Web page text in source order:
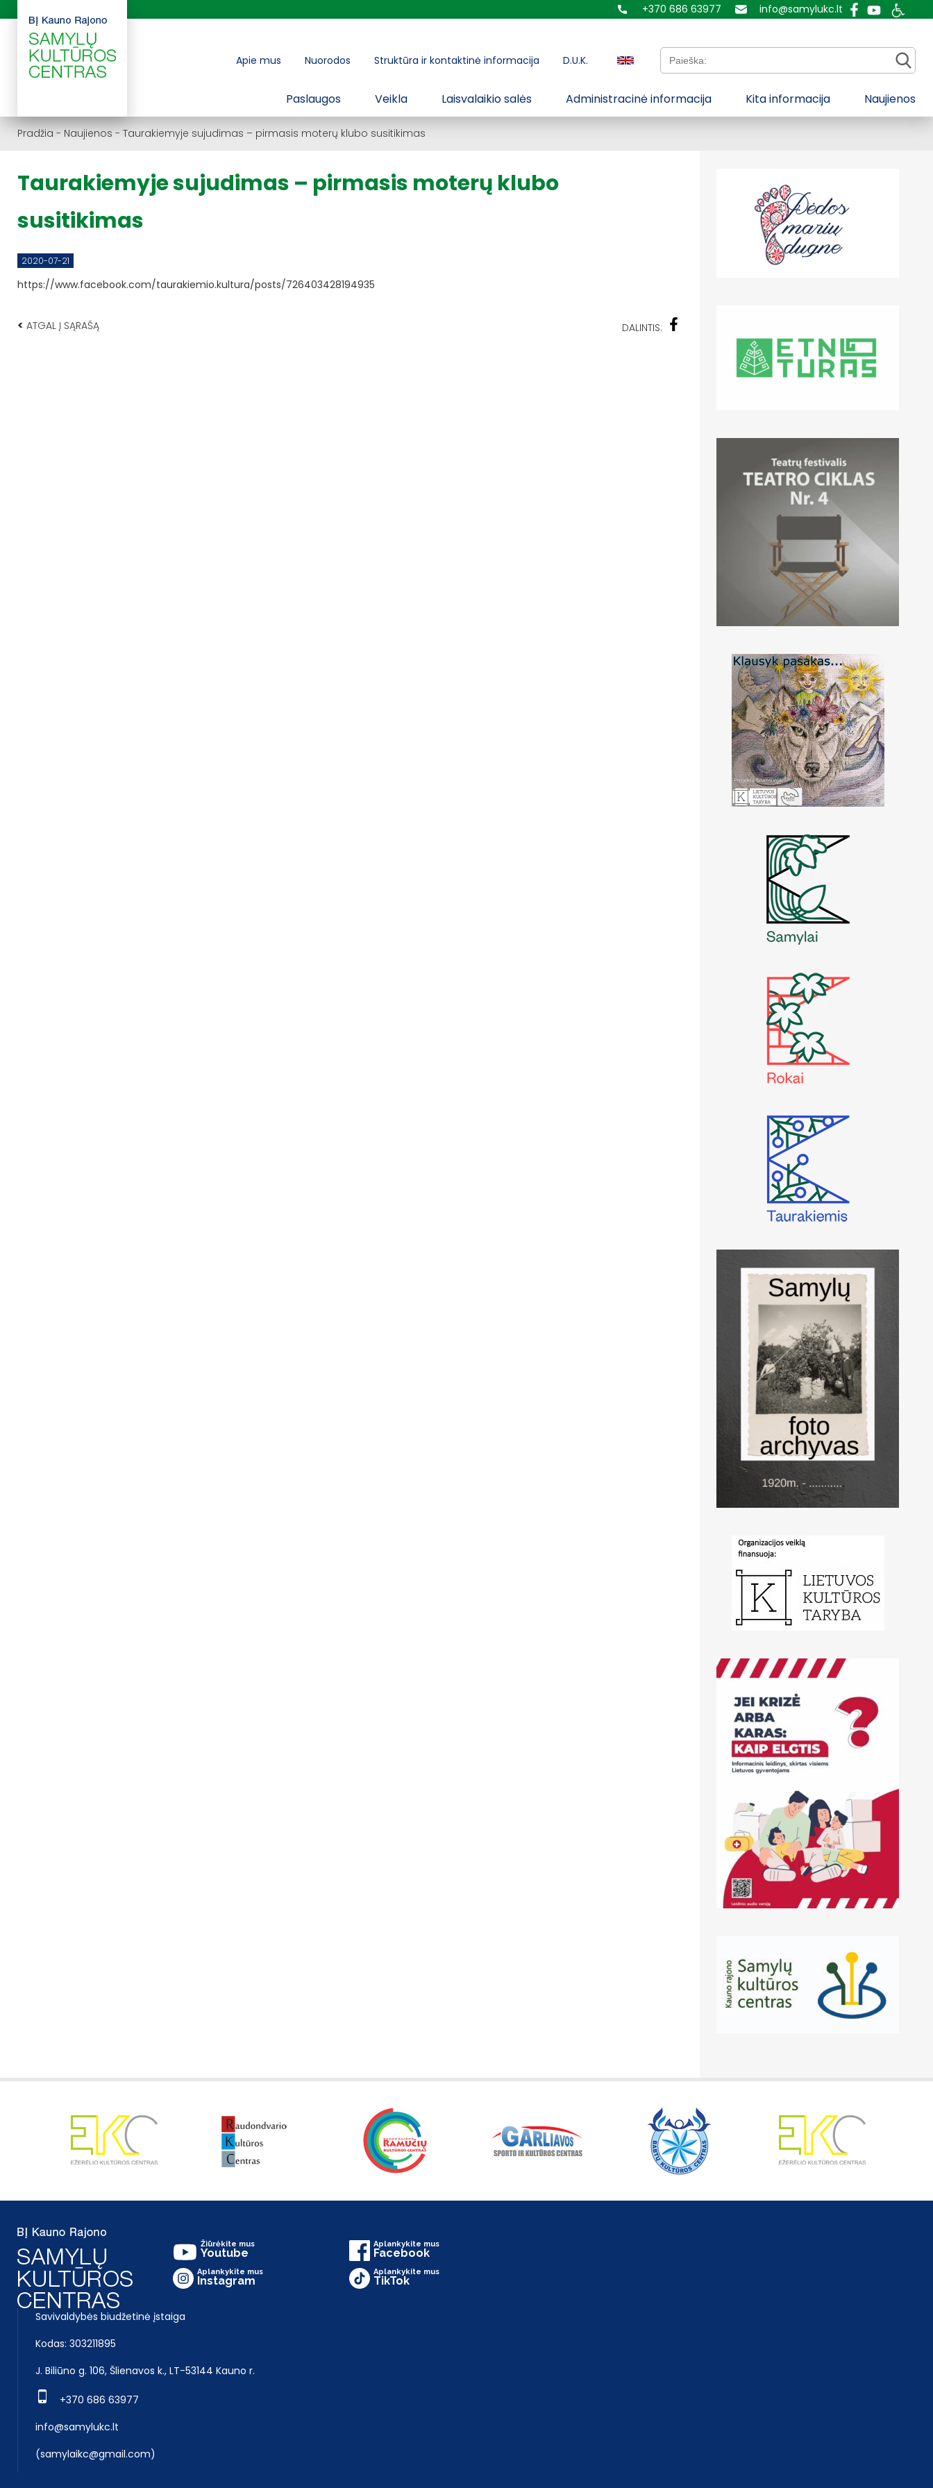
+370 686 63977 info@samylukc.lt
Apie mus Nuorodos Struktūra ir kontaktinė informacija D.U.K. Paieška:
Paslaugos Veikla Laisvalaikio salės Administracinė informacija Kita informacija Naujienos
Pradžia - Naujienos - Taurakiemyje sujudimas – pirmasis moterų klubo susitikimas
Taurakiemyje sujudimas – pirmasis moterų klubo
susitikimas
2020-07-21
https://www.facebook.com/taurakiemio.kultura/posts/726403428194935
< ATGAL Į SĄRAŠĄ DALINTIS:
Žiūrėkite mus
Youtube
Aplankykite mus
Facebook
Aplankykite mus
Instagram
Aplankykite mus
TikTok
Savivaldybės biudžetinė įstaiga
Kodas: 303211895
J. Biliūno g. 106, Šlienavos k., LT-53144 Kauno r.
+370 686 63977
info@samylukc.lt
(samylaikc@gmail.com)